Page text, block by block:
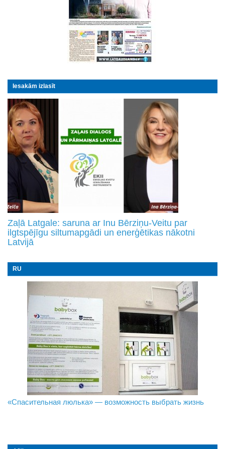
Iesakām izlasīt
Zaļā Latgale: saruna ar Inu Bērziņu-Veitu par
ilgtspējīgu siltumapgādi un enerģētikas nākotni
Latvijā
RU
В Даугавпилсе определили сильнейших в пляжном
«Спасительная люлька» — возможность выбрать жизнь
Новое поколение пограничников: Даугавпилсское